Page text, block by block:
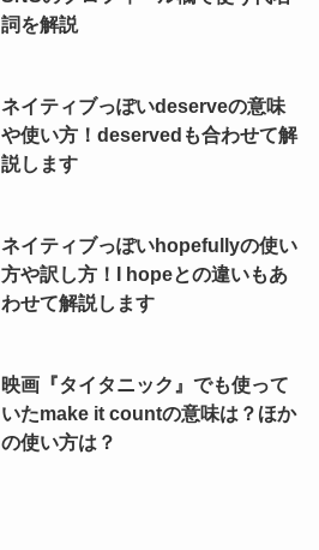
詞を解説
ネイティブっぽいdeserveの意味
や使い方！deservedも合わせて解
説します
ネイティブっぽいhopefullyの使い
方や訳し方！I hopeとの違いもあ
わせて解説します
映画『タイタニック』でも使って
いたmake it countの意味は？ほか
の使い方は？